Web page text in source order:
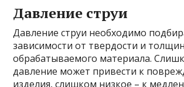
Давление струи
Давление струи необходимо
зависимости от твердости и
обрабатываемого материала.
давление может привести к
изделия, слишком низкое – к